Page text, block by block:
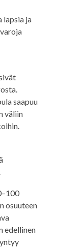
lapsia ja
saapuu
väliin
osuuteen
edellinen